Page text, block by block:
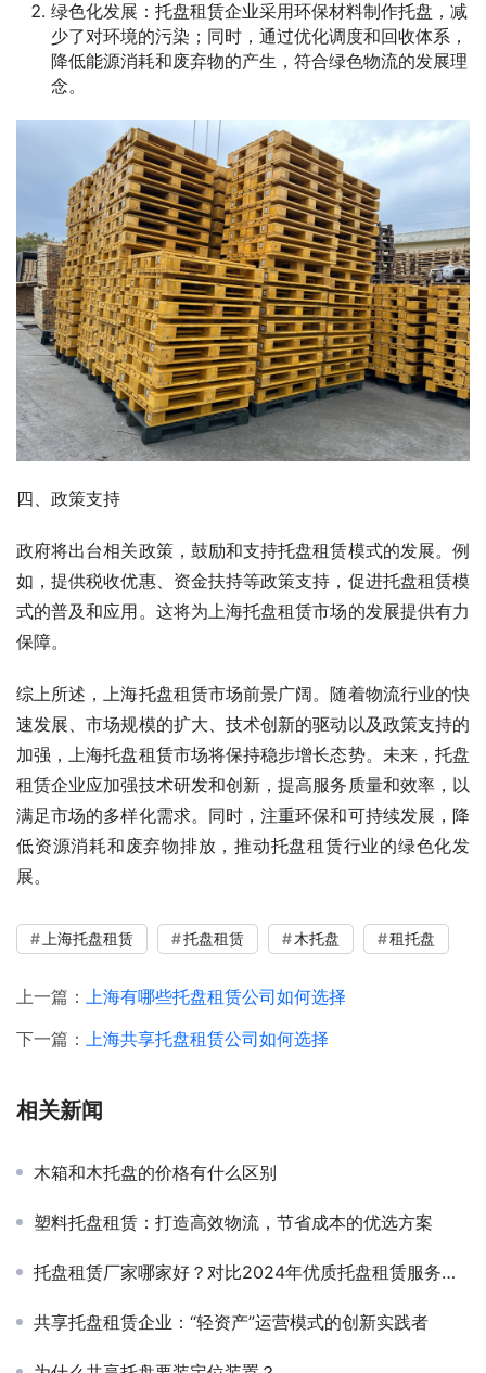
绿色化发展：托盘租赁企业采用环保材料制作托盘，减
少了对环境的污染；同时，通过优化调度和回收体系，
降低能源消耗和废弃物的产生，符合绿色物流的发展理
念。
四、政策支持
政府将出台相关政策，鼓励和支持托盘租赁模式的发展。例
如，提供税收优惠、资金扶持等政策支持，促进托盘租赁模
式的普及和应用。这将为上海托盘租赁市场的发展提供有力
保障。
综上所述，上海托盘租赁市场前景广阔。随着物流行业的快
速发展、市场规模的扩大、技术创新的驱动以及政策支持的
加强，上海托盘租赁市场将保持稳步增长态势。未来，托盘
租赁企业应加强技术研发和创新，提高服务质量和效率，以
满足市场的多样化需求。同时，注重环保和可持续发展，降
低资源消耗和废弃物排放，推动托盘租赁行业的绿色化发
展。
上海托盘租赁 托盘租赁 木托盘 租托盘
上一篇：
上海有哪些托盘租赁公司如何选择
下一篇：
上海共享托盘租赁公司如何选择
相关新闻
木箱和木托盘的价格有什么区别
塑料托盘租赁：打造高效物流，节省成本的优选方案
托盘租赁厂家哪家好？对比2024年优质托盘租赁服务商排名
共享托盘租赁企业：“轻资产”运营模式的创新实践者